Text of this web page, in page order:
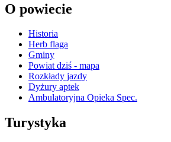
O powiecie
Historia
Herb flaga
Gminy
Powiat dziś - mapa
Rozkłady jazdy
Dyżury aptek
Ambulatoryjna Opieka Spec.
Turystyka